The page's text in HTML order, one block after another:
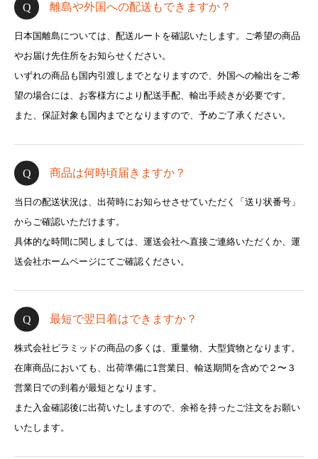
離島や外国への配送もできますか？
日本国離島については、配送ルートを確認いたします。ご希望の商品
やお届け先住所をお知らせください。
いずれの商品も国内引渡しまでとなりますので、外国への輸出をご希
望の場合には、お客様方により配送手配、輸出手続きが必要です。
また、保証対象も国内までとなりますので、予めご了承ください。
商品は何時頃届きますか？
当日の配送状況は、出荷時にお知らせさせていただく「送り状番号」
からご確認いただけます。
具体的な時間に関しましては、運送会社へ直接ご連絡いただくか、運
送会社ホームページにてご確認ください。
最短で翌日着はできますか？
株式会社ピラミッドの商品の多くは、重量物、大型貨物となります。
在庫商品においても、出荷準備に1営業日、輸送期間を含めで２〜３
営業日での到着が最短となります。
また入金確認後に出荷いたしますので、余裕を持ったご注文をお願い
いたします。